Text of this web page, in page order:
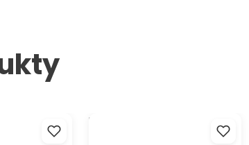
PC-3M
Popisovač UNI POSCA PC-1M 0.7